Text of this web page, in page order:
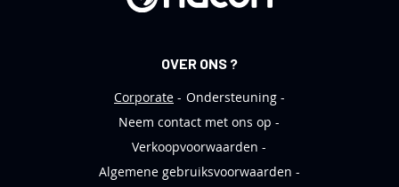
OVER ONS ?
Corporate
Ondersteuning
Neem contact met ons op
Verkoopvoorwaarden
Algemene gebruiksvoorwaarden